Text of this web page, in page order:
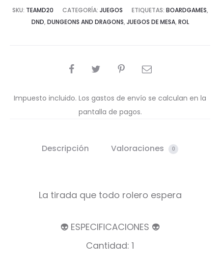
SKU: TEAMD20 CATEGORÍA: JUEGOS ETIQUETAS: BOARDGAMES,
DND, DUNGEONS AND DRAGONS, JUEGOS DE MESA, ROL
COMPARTIR
Impuesto incluido. Los gastos de envío se calculan en la
pantalla de pagos.
Descripción Valoraciones 0
La tirada que todo rolero espera
👽 ESPECIFICACIONES 👽
Cantidad: 1